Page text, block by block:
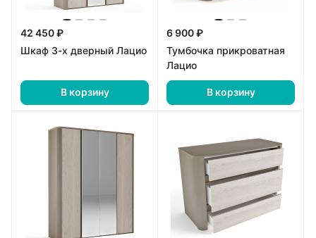
42 450 ₽
Шкаф 3-х дверный Лацио
В корзину
6 900 ₽
Тумбочка прикроватная
Лацио
В корзину